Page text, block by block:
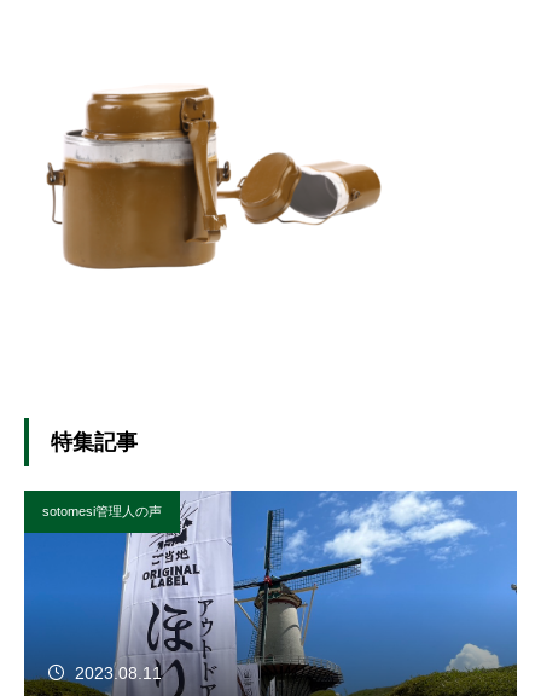
特集記事
sotomesi管理人の声
2023.08.11